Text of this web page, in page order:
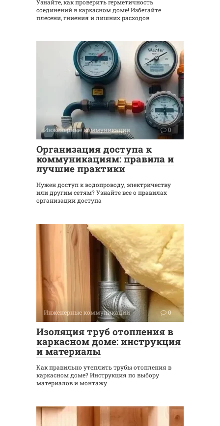
Узнайте, как проверить герметичность
соединений в каркасном доме! Избегайте
плесени, гниения и лишних расходов
Инженерные коммуникации 0
Организация доступа к
коммуникациям: правила и
лучшие практики
Нужен доступ к водопроводу, электричеству
или другим сетям? Узнайте все о правилах
организации доступа
Инженерные коммуникации 0
Изоляция труб отопления в
каркасном доме: инструкция
и материалы
Как правильно утеплить трубы отопления в
каркасном доме? Инструкция по выбору
материалов и монтажу